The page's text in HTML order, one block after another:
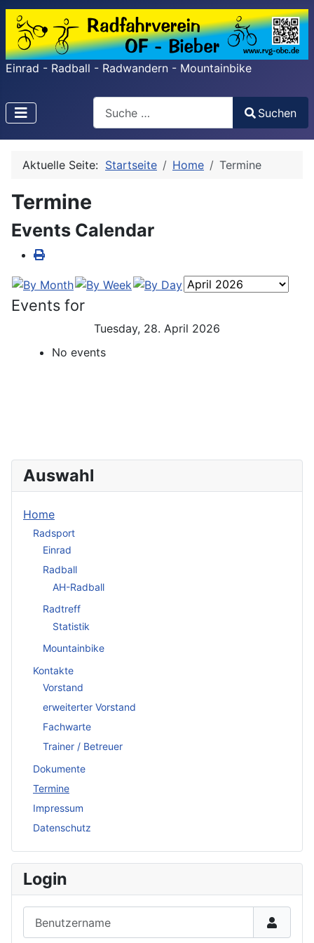
Einrad - Radball - Radwandern - Mountainbike
Search
Type 2 or more characters for results.
Suchen
Aktuelle Seite: Startseite Home Termine
Termine
Events Calendar
Events for
Tuesday, 28. April 2026
No events
Auswahl
Home
Radsport
Einrad
Radball
AH-Radball
Radtreff
Statistik
Mountainbike
Kontakte
Vorstand
erweiterter Vorstand
Fachwarte
Trainer / Betreuer
Dokumente
Termine
Impressum
Datenschutz
Login